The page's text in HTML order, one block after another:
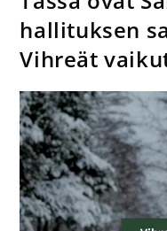
hallituksen
Vihreät